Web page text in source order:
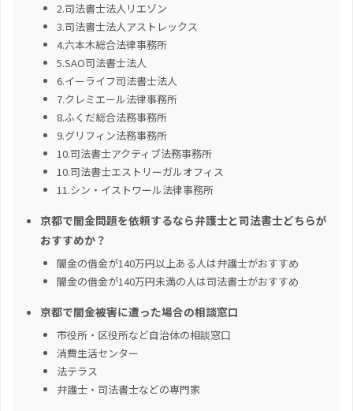
2.司法書士法人リエゾン
3.司法書士法人アストレックス
4.六本木総合法律事務所
5.SAO司法書士法人
6.イーライフ司法書士法人
7.クレミエール法律事務所
8.ふくだ総合法務事務所
9.グリフィン法務事務所
10.司法書士アクティブ法務事務所
10.司法書士エストリーガルオフィス
11.シン・イストワール法律事務所
京都で闇金問題を依頼するなら弁護士と司法書士どちらが
おすすめか？
闇金の借金が140万円以上ある人は弁護士がおすすめ
闇金の借金が140万円未満の人は司法書士がおすすめ
京都で闇金被害に遭った場合の相談窓口
市役所・区役所など自治体の相談窓口
消費生活センター
法テラス
弁護士・司法書士などの専門家